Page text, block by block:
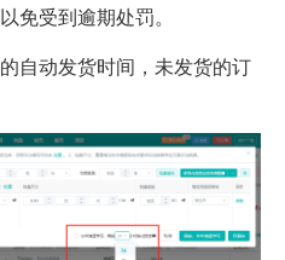
免受到逾期处罚。
自动发货时间，未发货的订